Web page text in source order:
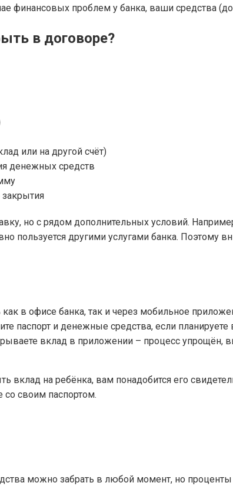
финансовых проблем у банка, ваши средства
в договоре?
или на другой счёт)
денежных средств
закрытия
но с рядом дополнительных условий.
пользуется другими услугами банка. Поэтому
в офисе банка, так и через мобильное
паспорт и денежные средства, если
вклад в приложении – процесс упрощён,
вклад на ребёнка, вам понадобится его
со своим паспортом.
можно забрать в любой момент, но